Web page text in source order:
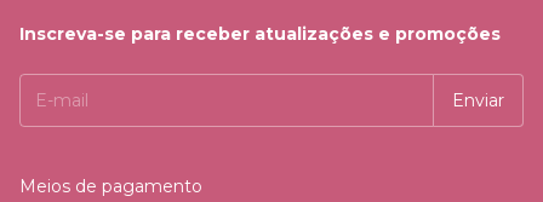
Inscreva-se para receber atualizações e promoções
Meios de pagamento